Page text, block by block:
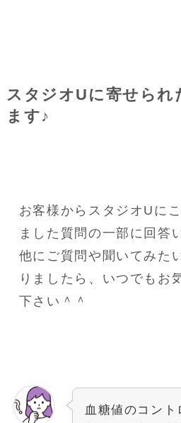
スタジオUに寄せられ
ます♪
お客様からスタジオUに
ました質問の一部に回答
他にご質問や聞いてみた
りましたら、いつでもお
下さい＾＾
血糖値のコン